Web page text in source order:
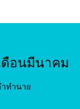
ดือนมีนาคม
ำทำนาย